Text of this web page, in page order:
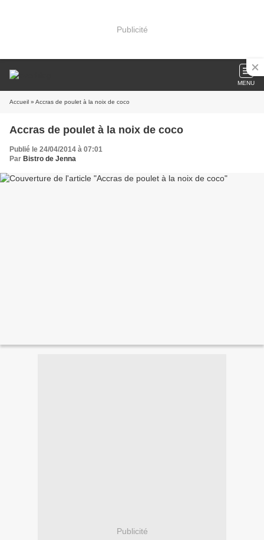
Publicité
MENU
Accueil » Accras de poulet à la noix de coco
Accras de poulet à la noix de coco
Publié le 24/04/2014 à 07:01
Par Bistro de Jenna
Publicité